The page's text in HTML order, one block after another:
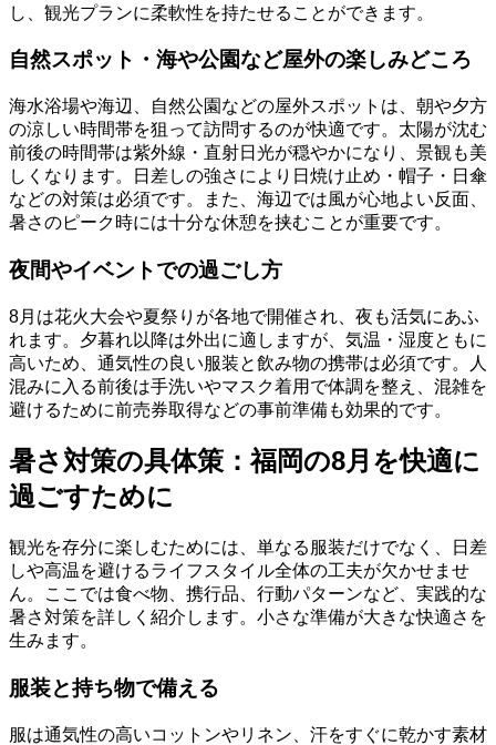
し、観光プランに柔軟性を持たせることができます。
自然スポット・海や公園など屋外の楽しみどころ
海水浴場や海辺、自然公園などの屋外スポットは、朝や夕方
の涼しい時間帯を狙って訪問するのが快適です。太陽が沈む
前後の時間帯は紫外線・直射日光が穏やかになり、景観も美
しくなります。日差しの強さにより日焼け止め・帽子・日傘
などの対策は必須です。また、海辺では風が心地よい反面、
暑さのピーク時には十分な休憩を挟むことが重要です。
夜間やイベントでの過ごし方
8月は花火大会や夏祭りが各地で開催され、夜も活気にあふ
れます。夕暮れ以降は外出に適しますが、気温・湿度ともに
高いため、通気性の良い服装と飲み物の携帯は必須です。人
混みに入る前後は手洗いやマスク着用で体調を整え、混雑を
避けるために前売券取得などの事前準備も効果的です。
暑さ対策の具体策：福岡の8月を快適に
過ごすために
観光を存分に楽しむためには、単なる服装だけでなく、日差
しや高温を避けるライフスタイル全体の工夫が欠かせませ
ん。ここでは食べ物、携行品、行動パターンなど、実践的な
暑さ対策を詳しく紹介します。小さな準備が大きな快適さを
生みます。
服装と持ち物で備える
服は通気性の高いコットンやリネン、汗をすぐに乾かす素材